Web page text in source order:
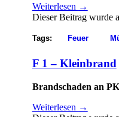
Weiterlesen →
Dieser Beitrag wurde
Tags: Feuer
F 1 – Kleinbrand
Brandschaden an
Weiterlesen →